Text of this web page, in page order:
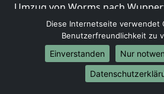
Umzug von Worms nach
Umzug von Worms nach
Umzug von Worms nach Bonn
Umzug von Worms nach Münster
Internationale-Umzüge
Diese Internetseite verwendet
Benutzerfreundlichkeit zu
Einverstanden
Nur